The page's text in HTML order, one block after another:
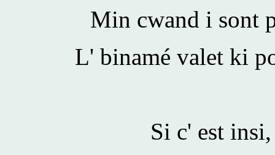
Min cwand i sont
L' binamé valet ki
Si c' est